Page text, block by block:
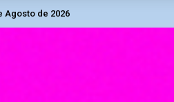
Agosto de 2026